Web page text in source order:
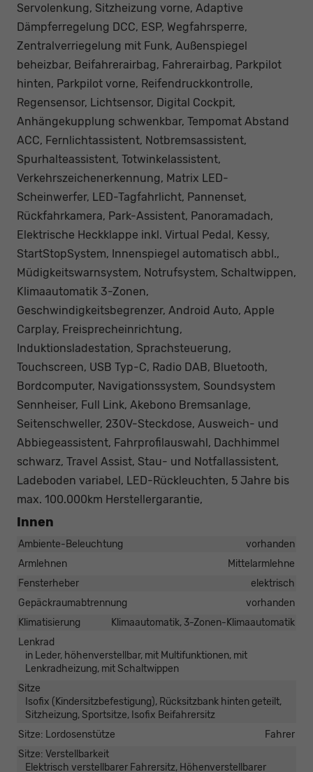
Servolenkung, Sitzheizung vorne, Adaptive
Dämpferregelung DCC, ESP, Wegfahrsperre,
Zentralverriegelung mit Funk, Außenspiegel
beheizbar, Beifahrerairbag, Fahrerairbag, Parkpilot
hinten, Parkpilot vorne, Reifendruckkontrolle,
Regensensor, Lichtsensor, Digital Cockpit,
Anhängekupplung schwenkbar, Tempomat Abstand
ACC, Fernlichtassistent, Notbremsassistent,
Spurhalteassistent, Totwinkelassistent,
Verkehrszeichenerkennung, Matrix LED-
Scheinwerfer, LED-Tagfahrlicht, Pannenset,
Rückfahrkamera, Park-Assistent, Panoramadach,
Elektrische Heckklappe inkl. Virtual Pedal, Kessy,
StartStopSystem, Innenspiegel automatisch abbl.,
Müdigkeitswarnsystem, Notrufsystem, Schaltwippen,
Klimaautomatik 3-Zonen,
Geschwindigkeitsbegrenzer, Android Auto, Apple
Carplay, Freisprecheinrichtung,
Induktionsladestation, Sprachsteuerung,
Touchscreen, USB Typ-C, Radio DAB, Bluetooth,
Bordcomputer, Navigationssystem, Soundsystem
Sennheiser, Full Link, Akebono Bremsanlage,
Seitenschweller, 230V-Steckdose, Ausweich- und
Abbiegeassistent, Fahrprofilauswahl, Dachhimmel
schwarz, Travel Assist, Stau- und Notfallassistent,
Ladeboden variabel, LED-Rückleuchten, 5 Jahre bis
max. 100.000km Herstellergarantie,
Innen
Ambiente-Beleuchtung
vorhanden
Armlehnen
Mittelarmlehne
Fensterheber
elektrisch
Gepäckraumabtrennung
vorhanden
Klimatisierung
Klimaautomatik, 3-Zonen-Klimaautomatik
Lenkrad
in Leder, höhenverstellbar, mit Multifunktionen, mit
Lenkradheizung, mit Schaltwippen
Sitze
Isofix (Kindersitzbefestigung), Rücksitzbank hinten geteilt,
Sitzheizung, Sportsitze, Isofix Beifahrersitz
Sitze: Lordosenstütze
Fahrer
Sitze: Verstellbarkeit
Elektrisch verstellbarer Fahrersitz, Höhenverstellbarer